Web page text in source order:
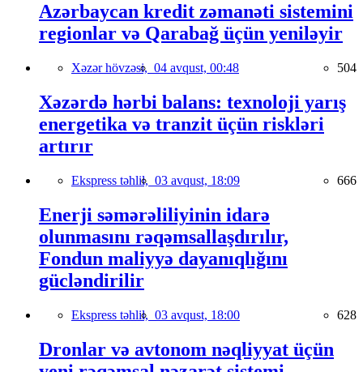
Azərbaycan kredit zəmanəti sistemini
regionlar və Qarabağ üçün yeniləyir
Xəzər hövzəsi, 04 avqust, 00:48 504
Xəzərdə hərbi balans: texnoloji yarış
energetika və tranzit üçün riskləri
artırır
Ekspress təhlil, 03 avqust, 18:09 666
Enerji səmərəliliyinin idarə
olunmasını rəqəmsallaşdırılır,
Fondun maliyyə dayanıqlığını
gücləndirilir
Ekspress təhlil, 03 avqust, 18:00 628
Dronlar və avtonom nəqliyyat üçün